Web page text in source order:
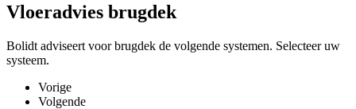
Vloeradvies brugdek
Bolidt adviseert voor brugdek de volgende systemen. Selecteer uw
systeem.
Vorige
Volgende